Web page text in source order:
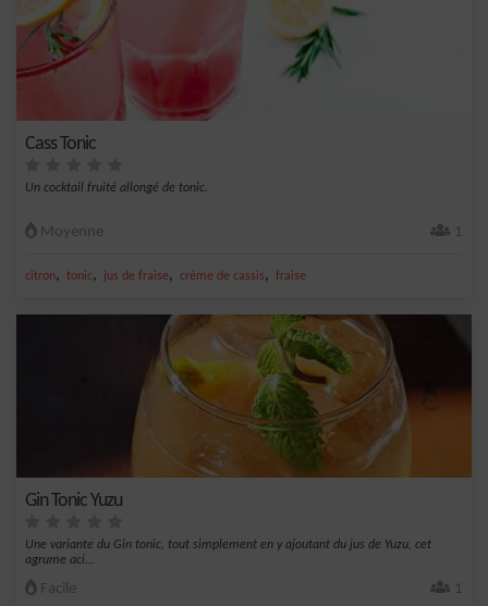
Cass Tonic
Un cocktail fruité allongé de tonic.
Moyenne 1
citron, tonic, jus de fraise, crème de cassis, fraise
Gin Tonic Yuzu
Une variante du Gin tonic, tout simplement en y ajoutant du jus de Yuzu, cet
agrume aci...
Facile 1